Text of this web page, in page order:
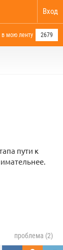
Вход
в мою ленту 2679
пути к
проблема (2)